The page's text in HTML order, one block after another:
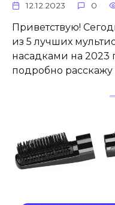
12.12.2023 0
Приветствую!
из 5 лучших
насадками на 2023
подробно